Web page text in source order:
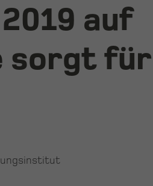
auf
sorgt für